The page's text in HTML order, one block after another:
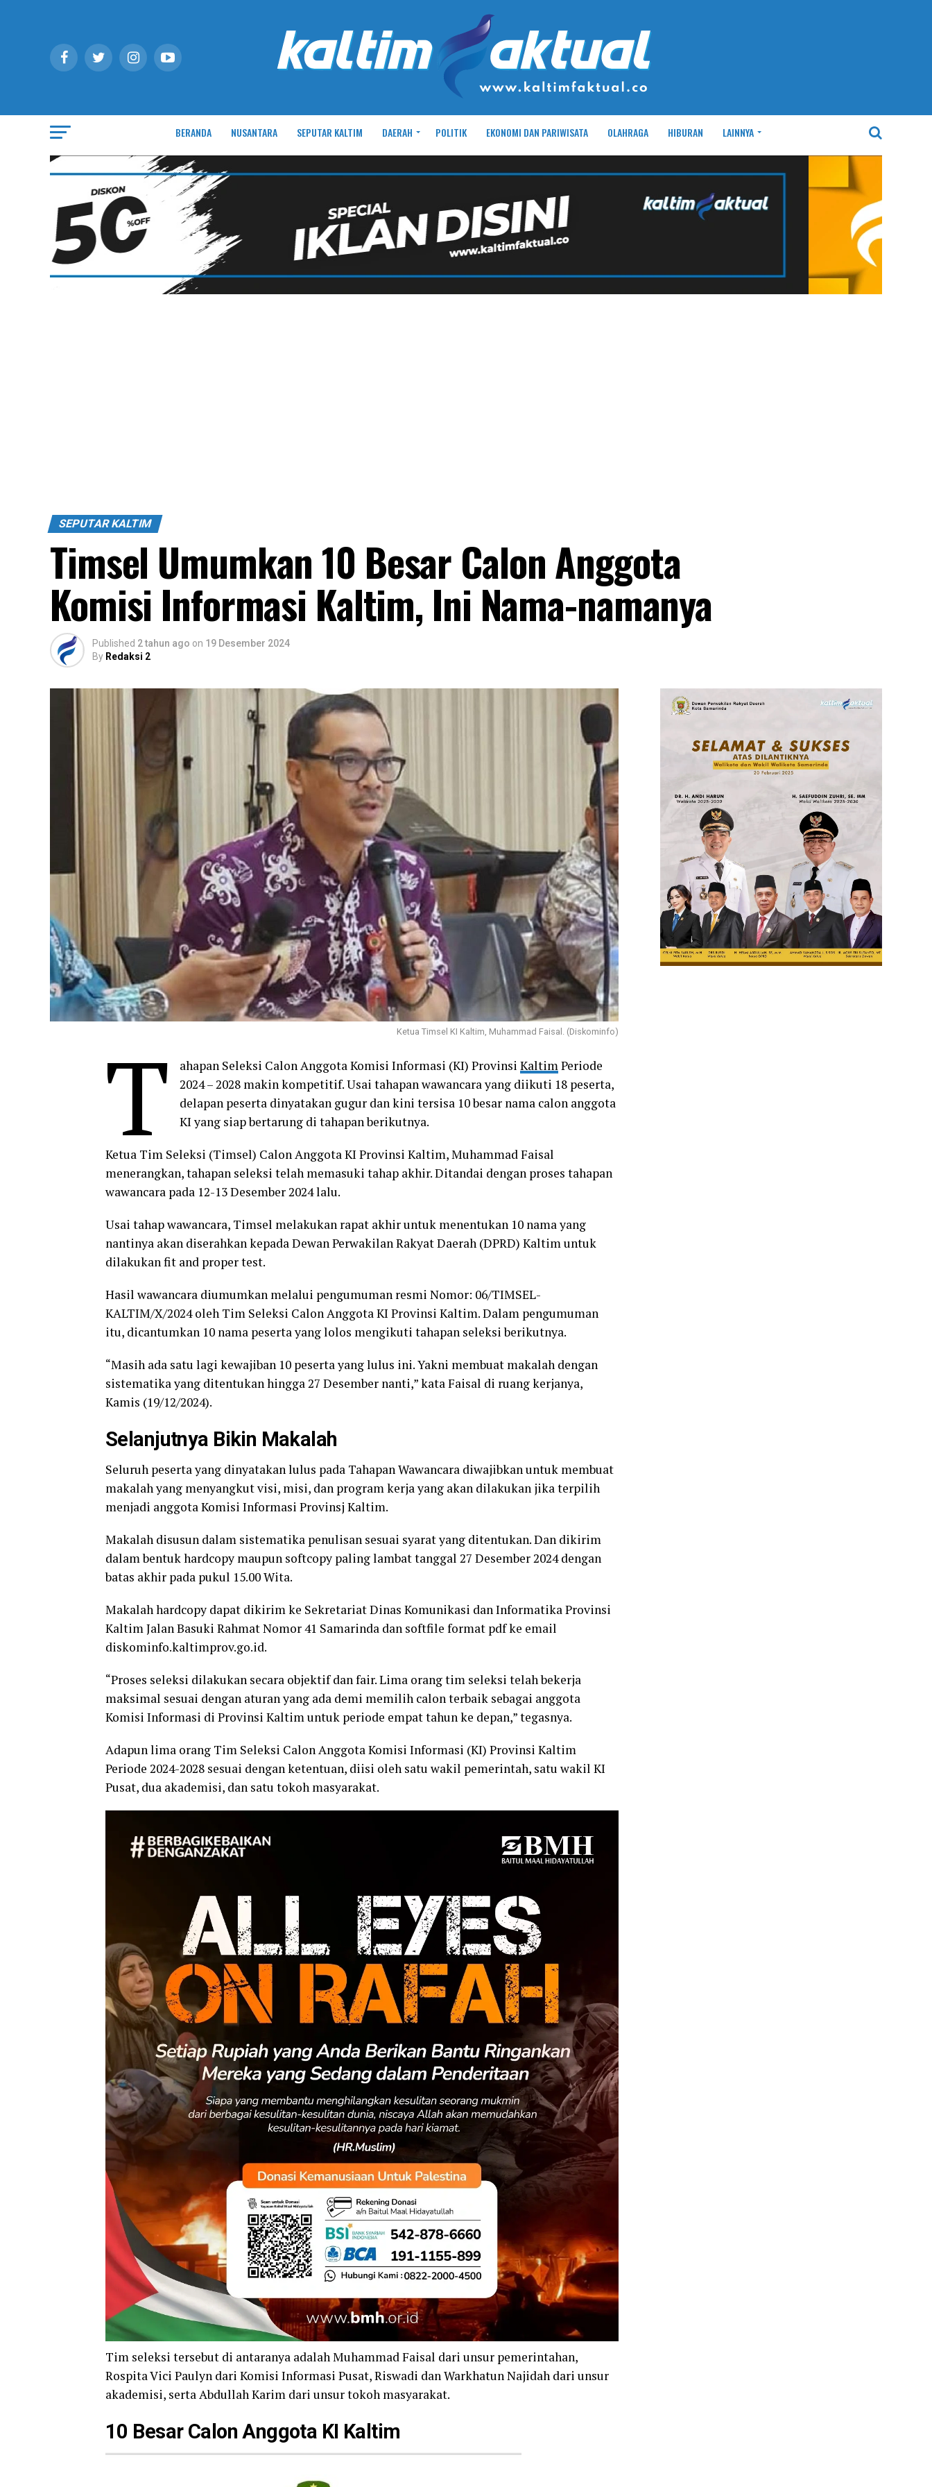
BERANDA NUSANTARA SEPUTAR KALTIM DAERAH POLITIK EKONOMI DAN PARIWISATA OLAHRAGA HIBURAN LAINNYA
SEPUTAR KALTIM
Timsel Umumkan 10 Besar Calon Anggota
Komisi Informasi Kaltim, Ini Nama-namanya
Published 2 tahun ago on 19 Desember 2024
By Redaksi 2
Ketua Timsel KI Kaltim, Muhammad Faisal. (Diskominfo)
T ahapan Seleksi Calon Anggota Komisi Informasi (KI) Provinsi KaltimPeriode
2024 – 2028 makin kompetitif. Usai tahapan wawancara yang diikuti 18 peserta,
delapan peserta dinyatakan gugur dan kini tersisa 10 besar nama calon anggota
KI yang siap bertarung di tahapan berikutnya.
Ketua Tim Seleksi (Timsel) Calon Anggota KI Provinsi Kaltim, Muhammad Faisal
menerangkan, tahapan seleksi telah memasuki tahap akhir. Ditandai dengan proses tahapan
wawancara pada 12-13 Desember 2024 lalu.
Usai tahap wawancara, Timsel melakukan rapat akhir untuk menentukan 10 nama yang
nantinya akan diserahkan kepada Dewan Perwakilan Rakyat Daerah (DPRD) Kaltim untuk
dilakukan fit and proper test.
Hasil wawancara diumumkan melalui pengumuman resmi Nomor: 06/TIMSEL-
KALTIM/X/2024 oleh Tim Seleksi Calon Anggota KI Provinsi Kaltim. Dalam pengumuman
itu, dicantumkan 10 nama peserta yang lolos mengikuti tahapan seleksi berikutnya.
“Masih ada satu lagi kewajiban 10 peserta yang lulus ini. Yakni membuat makalah dengan
sistematika yang ditentukan hingga 27 Desember nanti,” kata Faisal di ruang kerjanya,
Kamis (19/12/2024).
Selanjutnya Bikin Makalah
Seluruh peserta yang dinyatakan lulus pada Tahapan Wawancara diwajibkan untuk membuat
makalah yang menyangkut visi, misi, dan program kerja yang akan dilakukan jika terpilih
menjadi anggota Komisi Informasi Provinsj Kaltim.
Makalah disusun dalam sistematika penulisan sesuai syarat yang ditentukan. Dan dikirim
dalam bentuk hardcopy maupun softcopy paling lambat tanggal 27 Desember 2024 dengan
batas akhir pada pukul 15.00 Wita.
Makalah hardcopy dapat dikirim ke Sekretariat Dinas Komunikasi dan Informatika Provinsi
Kaltim Jalan Basuki Rahmat Nomor 41 Samarinda dan softfile format pdf ke email
diskominfo.kaltimprov.go.id.
“Proses seleksi dilakukan secara objektif dan fair. Lima orang tim seleksi telah bekerja
maksimal sesuai dengan aturan yang ada demi memilih calon terbaik sebagai anggota
Komisi Informasi di Provinsi Kaltim untuk periode empat tahun ke depan,” tegasnya.
Adapun lima orang Tim Seleksi Calon Anggota Komisi Informasi (KI) Provinsi Kaltim
Periode 2024-2028 sesuai dengan ketentuan, diisi oleh satu wakil pemerintah, satu wakil KI
Pusat, dua akademisi, dan satu tokoh masyarakat.
Tim seleksi tersebut di antaranya adalah Muhammad Faisal dari unsur pemerintahan,
Rospita Vici Paulyn dari Komisi Informasi Pusat, Riswadi dan Warkhatun Najidah dari unsur
akademisi, serta Abdullah Karim dari unsur tokoh masyarakat.
10 Besar Calon Anggota KI Kaltim